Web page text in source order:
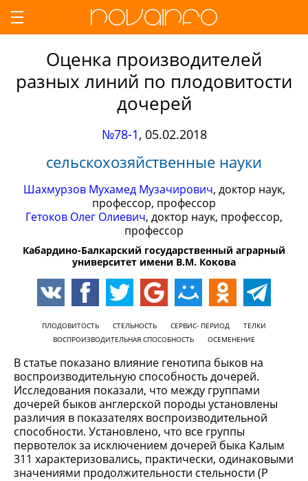
Оценка производителей
разных линий по плодовитости
дочерей
№78-1, 05.02.2018
сельскохозяйственные науки
Шахмурзов Мухамед Музачирович, доктор наук,
профессор, профессор
Гетоков Олег Олиевич, доктор наук, профессор,
профессор
Кабардино-Балкарский государственный аграрный
университет имени В.М. Кокова
ПЛОДОВИТОСТЬ СТЕЛЬНОСТЬ СЕРВИС- ПЕРИОД
ТЕЛКИ
ВОСПРОИЗВОДИТЕЛЬНАЯ СПОСОБНОСТЬ
ОСЕМЕНЕНИЕ
В статье показано влияние генотипа быков на
воспроизводительную способность дочерей.
Исследования показали, что между группами
дочерей быков англерской породы установлены
различия в показателях воспроизводительной
способности. Установлено, что все группы
первотелок за исключением дочерей быка Калым
311 характеризовались, практически, одинаковыми
значениями продолжительности стельности (Р